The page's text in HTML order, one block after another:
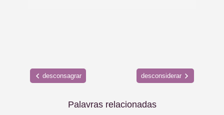
desconsagrar desconsiderar
Palavras relacionadas